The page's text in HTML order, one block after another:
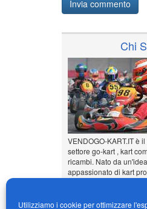
Utilizziamo i cookie per ottimizzare
Chi
VENDOGO-KART.IT è
settore go-kart , kart
ricambi. Nato da
appassionato di kart